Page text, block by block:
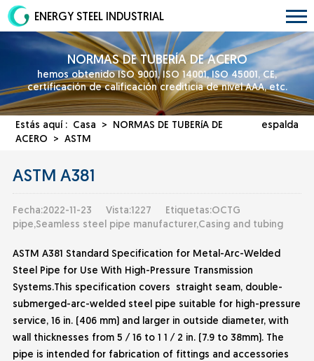
ENERGY STEEL INDUSTRIAL
NORMAS DE TUBERÍA DE ACERO
hemos obtenido ISO 9001, ISO 14001, ISO 45001, CE,
certificación de calificación crediticia de nivel AAA, etc.
espalda
Estás aquí : Casa > NORMAS DE TUBERíA DE
ACERO >ASTM
ASTM A381
Fecha:2022-11-23 Vista:1227
Etiquetas:OCTG
pipe,Seamless steel pipe manufacturer,Casing and tubing
ASTM A381 Standard Specification for Metal-Arc-Welded
Steel Pipe for Use With High-Pressure Transmission
Systems.This specification covers straight seam, double-
submerged-arc-welded steel pipe suitable for high-pressure
service, 16 in. (406 mm) and larger in outside diameter, with
wall thicknesses from 5 ⁄ 16 to 1 1 ⁄ 2 in. (7.9 to 38mm). The
pipe is intended for fabrication of fittings and accessories